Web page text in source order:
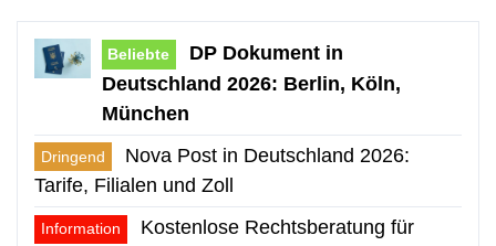
Beliebte
DP Dokument in
Deutschland 2026: Berlin, Köln,
München
Dringend
Nova Post in Deutschland 2026:
Tarife, Filialen und Zoll
Information
Kostenlose Rechtsberatung für